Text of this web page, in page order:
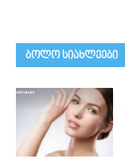
ᲑᲝᲚᲝ ᲡᲘᲐᲮᲚᲔᲔᲑᲘ